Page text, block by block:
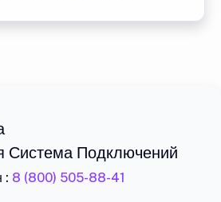
Система Подключений
: 8 (800) 505-88-41